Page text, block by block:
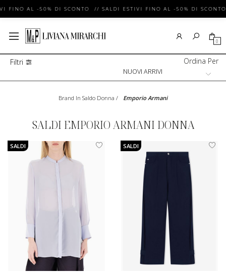
FINO AL -50% DI SCONTO // SALDI ESTIVI FINO AL -50% DI
0
Filtri Ordina Per
Brand In Saldo Donna / Emporio Armani
SALDI EMPORIO ARMANI DONNA
SALDI SALDI